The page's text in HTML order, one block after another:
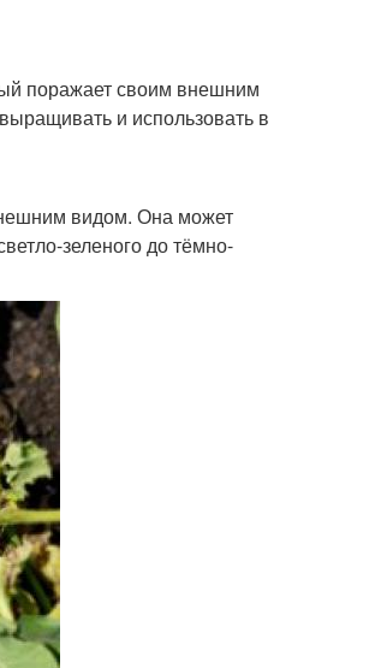
поражает своим внешним
и использовать в
видом. Она может
зеленого до тёмно-